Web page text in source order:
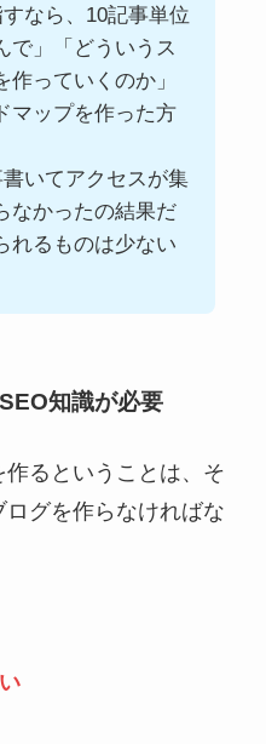
なら、10記事単位
で」「どういうス
作っていくのか」
マップを作った方
いてアクセスが集
なかったの結果だ
れるものは少ない
知識が必要
るということは、そ
グを作らなければな